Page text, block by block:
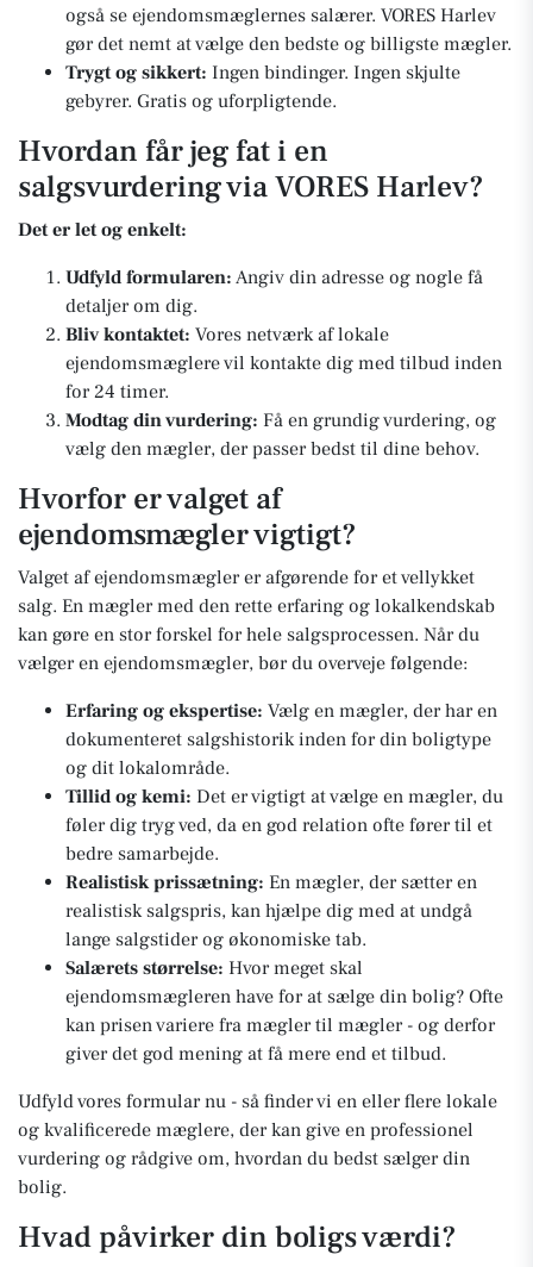
også se ejendomsmæglernes salærer. VORES Harlev
gør det nemt at vælge den bedste og billigste mægler.
Trygt og sikkert: Ingen bindinger. Ingen skjulte
gebyrer. Gratis og uforpligtende.
Hvordan får jeg fat i en
salgsvurdering via VORES Harlev?
Det er let og enkelt:
Udfyld formularen: Angiv din adresse og nogle få
detaljer om dig.
Bliv kontaktet: Vores netværk af lokale
ejendomsmæglere vil kontakte dig med tilbud inden
for 24 timer.
Modtag din vurdering: Få en grundig vurdering, og
vælg den mægler, der passer bedst til dine behov.
Hvorfor er valget af
ejendomsmægler vigtigt?
Valget af ejendomsmægler er afgørende for et vellykket
salg. En mægler med den rette erfaring og lokalkendskab
kan gøre en stor forskel for hele salgsprocessen. Når du
vælger en ejendomsmægler, bør du overveje følgende:
Erfaring og ekspertise: Vælg en mægler, der har en
dokumenteret salgshistorik inden for din boligtype
og dit lokalområde.
Tillid og kemi: Det er vigtigt at vælge en mægler, du
føler dig tryg ved, da en god relation ofte fører til et
bedre samarbejde.
Realistisk prissætning: En mægler, der sætter en
realistisk salgspris, kan hjælpe dig med at undgå
lange salgstider og økonomiske tab.
Salærets størrelse: Hvor meget skal
ejendomsmægleren have for at sælge din bolig? Ofte
kan prisen variere fra mægler til mægler - og derfor
giver det god mening at få mere end et tilbud.
Udfyld vores formular nu - så finder vi en eller flere lokale
og kvalificerede mæglere, der kan give en professionel
vurdering og rådgive om, hvordan du bedst sælger din
bolig.
Hvad påvirker din boligs værdi?